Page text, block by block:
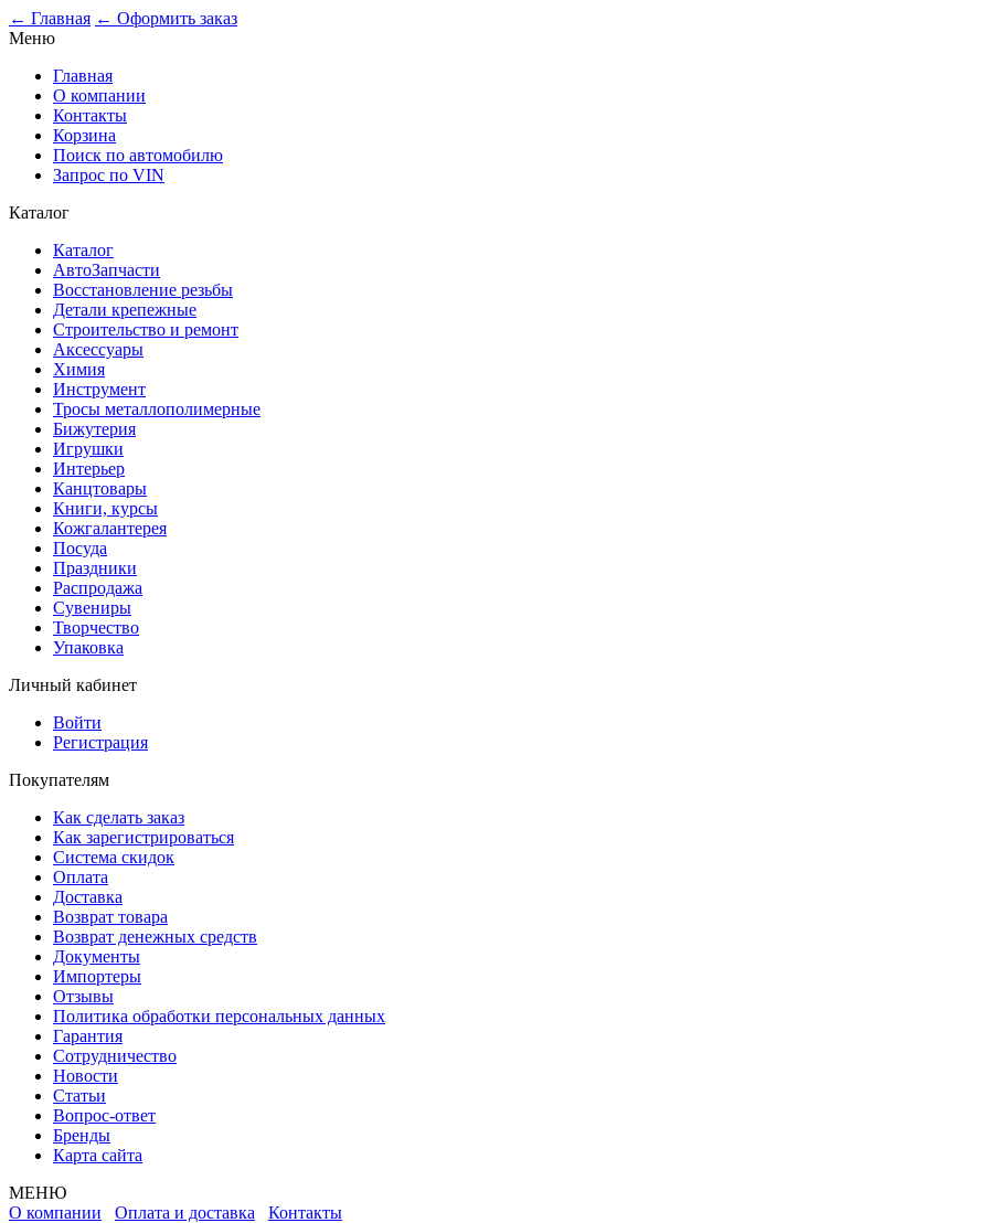
← Главная ← Оформить заказ
Меню
Главная
О компании
Контакты
Корзина
Поиск по автомобилю
Запрос по VIN
Каталог
Каталог
АвтоЗапчасти
Восстановление резьбы
Детали крепежные
Строительство и ремонт
Аксессуары
Химия
Инструмент
Тросы металлополимерные
Бижутерия
Игрушки
Интерьер
Канцтовары
Книги, курсы
Кожгалантерея
Посуда
Праздники
Распродажа
Сувениры
Творчество
Упаковка
Личный кабинет
Войти
Регистрация
Покупателям
Как сделать заказ
Как зарегистрироваться
Система скидок
Оплата
Доставка
Возврат товара
Возврат денежных средств
Документы
Импортеры
Отзывы
Политика обработки персональных данных
Гарантия
Сотрудничество
Новости
Статьи
Вопрос-ответ
Бренды
Карта сайта
МЕНЮ
О компании
Оплата и доставка Контакты